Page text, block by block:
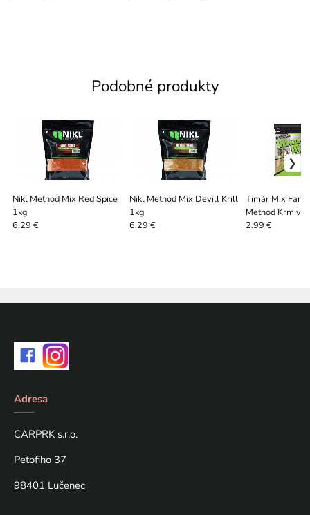
Podobné produkty
Nikl Method Mix Red Spice
1kg
6.29 €
Nikl Method Mix Devill Krill
1kg
6.29 €
Timár Mix
Method Krmivo
Orech + Scopex
2.99 €
Adresa
CARPRK s.r.o.
Petofiho 37
98401 Lučenec